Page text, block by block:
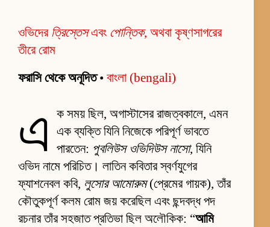
ওভিদের ত্রিস্তেসএবং পোন্তিক, অথবা কৃষ্ণসাগরের
তীরে রোম
ফরাসি থেকে অনূদিত• বাংলা (bengali)
এ
ক সময় ছিল, অগাস্টাসের রাজত্বকালে, এমন
এক ব্যক্তি যিনি নিজেকে পরিপূর্ণ ভাবতে
পারতেন: পুবলিউস ওভিদিউস নাসো, যিনি
ওভিদ নামে পরিচিত। লাতিন কবিতার স্বর্ণযুগের
ফ্যাশনেবল কবি, লুসোর আমোরুম(প্রেমের গায়ক), তাঁর
কৌতুকপূর্ণ কলম রোম জয় করেছিল এবং ছন্দবদ্ধ পদ
রচনার তাঁর সহজাত প্রতিভা ছিল অলৌকিক: “আমি